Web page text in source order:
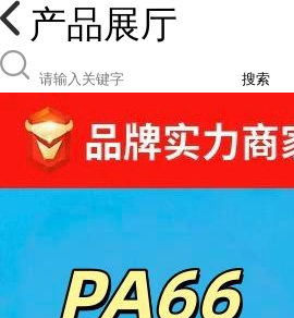
产品展厅
搜索